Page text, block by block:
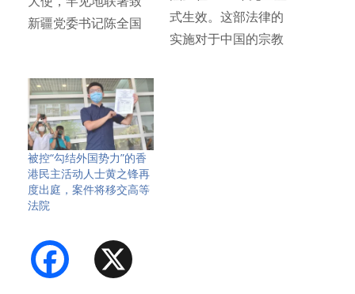
新疆党委书记陈全国
式生效。这部法律的
实施对于中国的宗教
被控“勾结外国势力”的香
港民主活动人士黄之锋再
度出庭，案件将移交高等
法院
Facebook